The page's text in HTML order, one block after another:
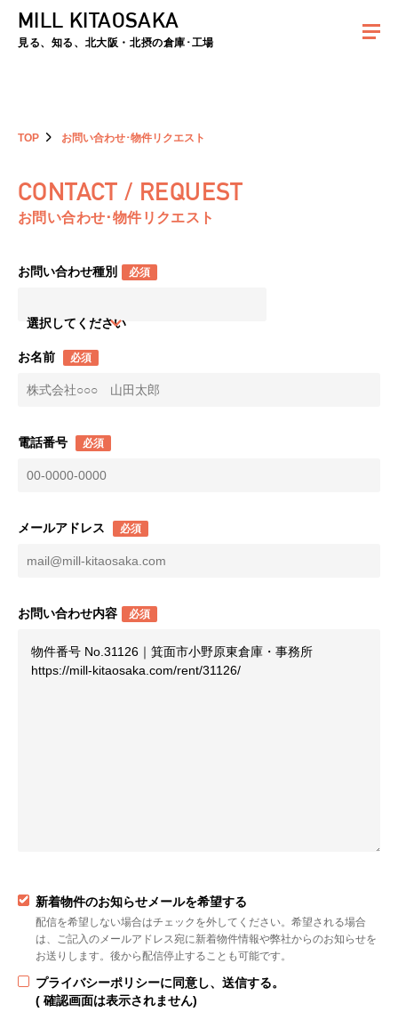
夏季休暇のお知らせ：2026年8月8日(土)～8月16日(日)まで休業とさせていた
MILL KITAOSAKA
見る、知る、北大阪・北摂の倉庫･工場
TOP お問い合わせ･物件リクエスト
CONTACT / REQUEST
お問い合わせ･物件リクエスト
お問い合わせ種別 必須
選択してください
お名前 必須
電話番号 必須
メールアドレス 必須
お問い合わせ内容 必須
新着物件のお知らせメールを希望する
配信を希望しない場合はチェックを外してください。希望される場合
は、ご記入のメールアドレス宛に新着物件情報や弊社からのお知らせを
お送りします。後から配信停止することも可能です。
プライバシーポリシーに同意し、送信する。
( 確認画面は表示されません)